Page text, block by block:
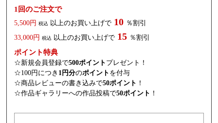
1回のご注文で
5,500円 税込 以上のお買い上げで 10 ％割引
33,000円 税込 以上のお買い上げで 15 ％割引
ポイント特典
☆新規会員登録で500ポイント プレゼント！
☆100円につき 1円分のポイント を付与
☆商品レビューの書き込みで50ポイント ！
☆作品ギャラリーへの作品投稿で50ポイント ！